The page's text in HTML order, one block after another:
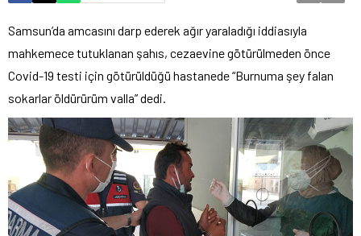
Samsun’da amcasını darp ederek ağır yaraladığı iddiasıyla
mahkemece tutuklanan şahıs, cezaevine götürülmeden önce
Covid-19 testi için götürüldüğü hastanede “Burnuma şey falan
sokarlar öldürürüm valla” dedi.